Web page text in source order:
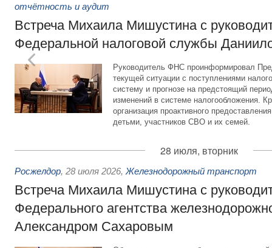
отчётность и аудит
Встреча Михаила Мишустина с
Федеральной налоговой службы
Руководитель ФНС проинформировал
текущей ситуации с поступлениями
систему и прогнозе на предстоящий
изменений в системе налогообложения.
организация проактивного
детьми, участников СВО и их семей.
28 июля, вторник
Росжелдор, 28 июля 2026, Железнодорожный транспорт
Встреча Михаила Мишустина с
Федерального агентства
Александром Сахаровым